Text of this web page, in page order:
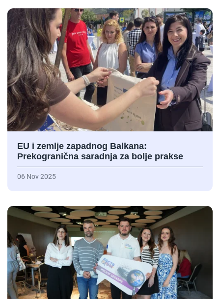
EU i zemlje zapadnog Balkana:
Prekogranična saradnja za bolje prakse
06 Nov 2025